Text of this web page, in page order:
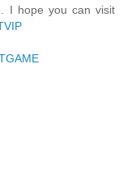
I hope you can visit